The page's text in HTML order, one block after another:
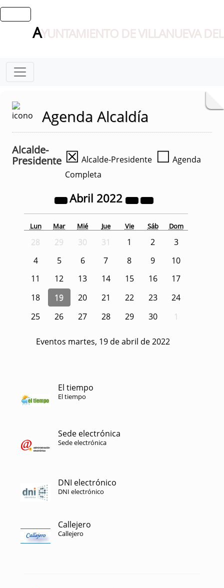
AYUNTAMIENTO DE VILLANUEVA
Agenda Alcaldía
Alcalde-
Presidente ☒ Alcalde-Presidente ☐ Agenda
Completa
Abril 2022
Lun Mar Mié Jue Vie Sáb Dom
28 29 30 31 1 2
3
4
5 6 7 8 9
10
11
12 13 14 15 16
17
18
19 20 21 22 23
24
25
26 27 28 29 30 1
Eventos martes, 19 de abril de 2022
El tiempo
El tiempo
Sede electrónica
Sede electrónica
DNI electrónico
DNI electrónico
Callejero
Callejero